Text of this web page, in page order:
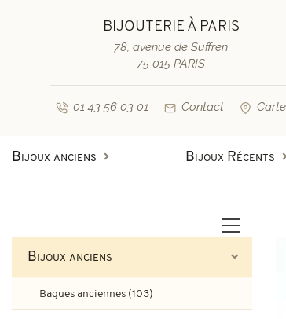
BIJOUTERIE À PARIS
78, avenue de Suffren
75 015 PARIS
01 43 56 03 01 Contact Carte
Bijoux anciens
Boucles d'oreilles anciennes
Bijoux Récents
Bagues vintage
Bagues de
Bijoux anciens
Bagues anciennes (103)